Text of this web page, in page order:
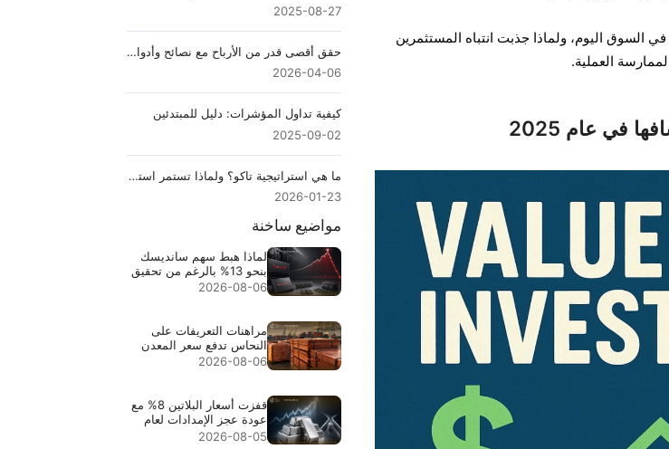
السوق اليوم، ولماذا جذبت انتباه المستثمرين
العملية.
في عام 2025
2025-08-27
حقق أقصى قدر من الأرباح مع نصائح وأدوات التداول اليومي هذه
2026-04-06
كيفية تداول المؤشرات: دليل للمبتدئين
2025-09-02
ما هي استراتيجية تاكو؟ ولماذا تستمر استراتيجية "الشراء عند الانخفاض" في تحقيق النجاح؟
2026-01-23
مواضيع ساخنة
لماذا هبط سهم سانديسك
بنحو 13% بالرغم من تحقيق
إيرادات قياسية بقيمة
2026-08-06
مراهنات التعريفات على
النحاس تدفع سعر المعدن
إلى مستوى قياسي $6.703
2026-08-06
قفزت أسعار البلاتين 8% مع
عودة عجز الإمدادات لعام
2026 إلى دائرة الاهتمام
2026-08-05